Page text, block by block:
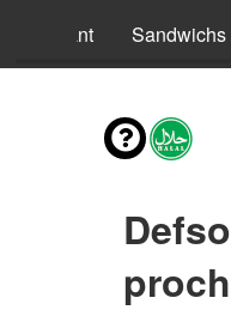
Enfant Sandwichs